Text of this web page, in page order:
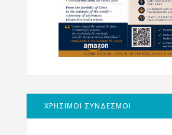
ΧΡΗΣΙΜΟΙ ΣΥΝΔΕΣΜΟΙ